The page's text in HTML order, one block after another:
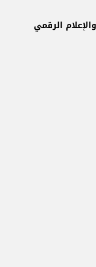
الرقمي